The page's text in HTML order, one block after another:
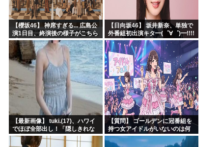
【櫻坂46】 神席すぎる... 広島公
演1日目、終演後の様子がこちら
【全国ツアー2026 What’s
lonesome?】
【日向坂46】 坂井新奈、単独で
外番組初出演キタ━(゜∀゜)━!!!!
【最新画像】 tuki.(17)、ハワイ
でほぼ全部出し！「隠しきれな
い美貌」とSNSざわつく
【質問】 ゴールデンに冠番組を
持つ女アイドルがいないのは何
故なのか？